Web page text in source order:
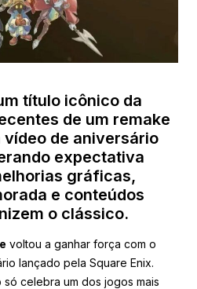
título icônico da
de um remake
de aniversário
expectativa
gráficas,
e conteúdos
o clássico.
voltou a ganhar força com o
lançado pela Square Enix.
só celebra um dos jogos mais